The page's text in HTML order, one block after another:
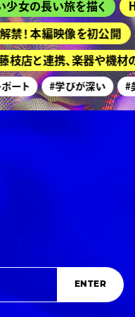
女の長い旅を描く
！ 本編映像を初公開
店と連携、楽器や機材
ート #学びが深い #
ENTER